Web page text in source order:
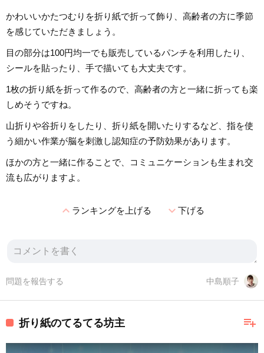
かわいいかたつむりを折り紙で折って飾り、高齢者の方に季節
を感じていただきましょう。
目の部分は100円均一でも販売しているパンチを利用したり、
シールを貼ったり、手で描いても大丈夫です。
1枚の折り紙を折って作るので、高齢者の方と一緒に折っても楽
しめそうですね。
山折りや谷折りをしたり、折り紙を開いたりするなど、指を使
う細かい作業が脳を刺激し認知症の予防効果があります。
ほかの方と一緒に作ることで、コミュニケーションも生まれ交
流も広がりますよ。
expand_lessランキングを上げる expand_more下げる
中島順子
問題を報告する
playlist_add
折り紙のてるてる坊主